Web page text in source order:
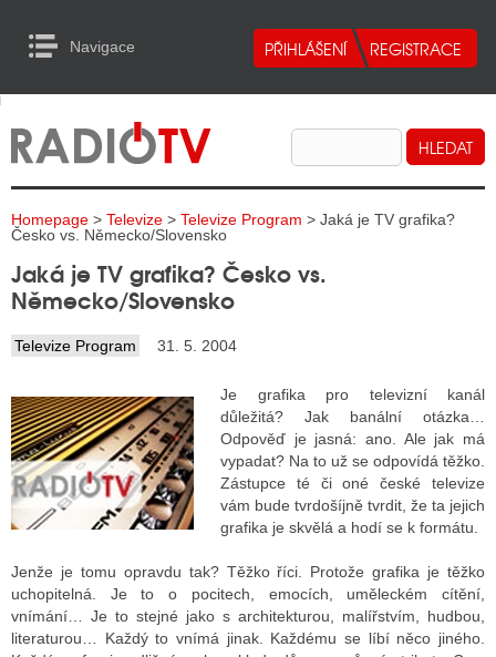
Navigace
RADIA
TELEVIZE
INTERNET
TISK
RADIA
RÁDIÍ
RÁDIÍ
VYSÍLAČE
TELEVIZE
TELEVIZÍ
to Content
Homepage > Televize > Televize Program > Jaká je TV grafika?
Česko vs. Německo/Slovensko
Jaká je TV grafika? Česko vs.
Německo/Slovensko
Televize Program 31. 5. 2004
Je grafika pro televizní kanál
důležitá? Jak banální otázka…
Odpověď je jasná: ano. Ale jak má
vypadat? Na to už se odpovídá těžko.
Zástupce té či oné české televize
vám bude tvrdošíjně tvrdit, že ta jejich
grafika je skvělá a hodí se k formátu.
Jenže je tomu opravdu tak? Těžko říci. Protože grafika je těžko
uchopitelná. Je to o pocitech, emocích, uměleckém cítění,
vnímání… Je to stejné jako s architekturou, malířstvím, hudbou,
literaturou… Každý to vnímá jinak. Každému se líbí něco jiného.